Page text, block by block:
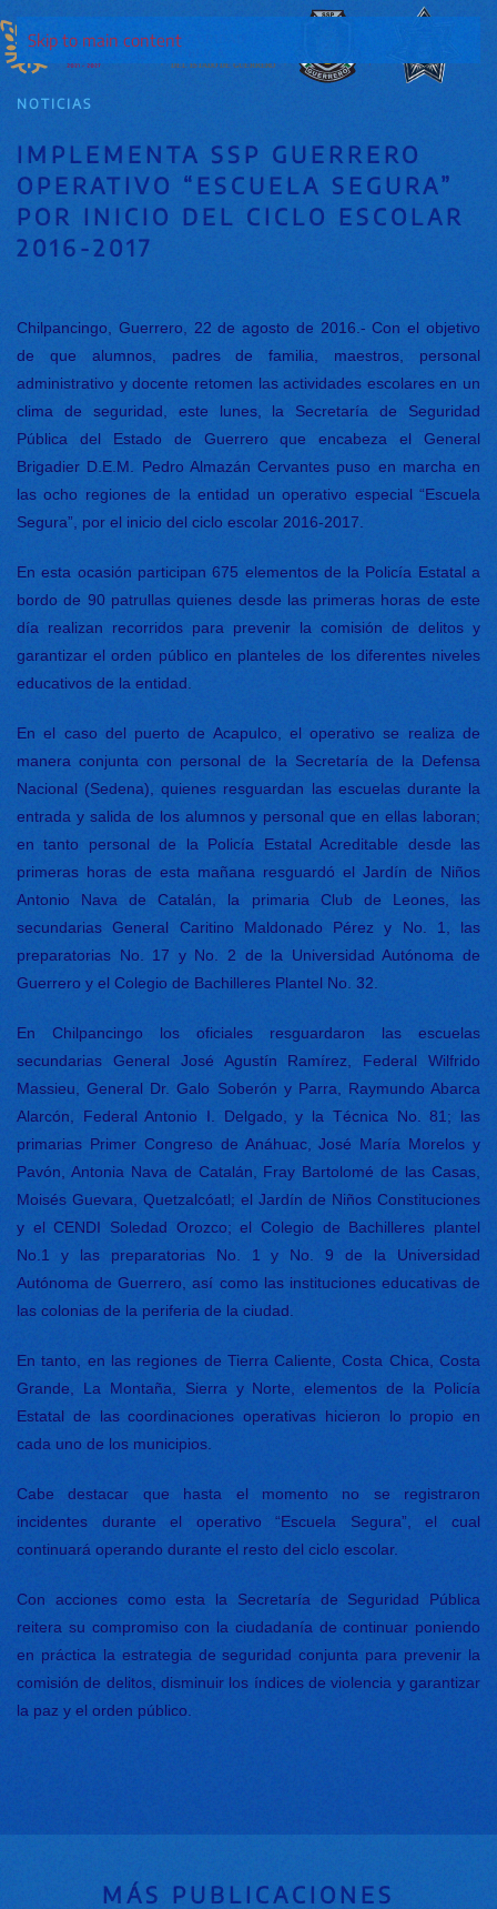
Skip to main content
NOTICIAS
IMPLEMENTA SSP GUERRERO
OPERATIVO “ESCUELA SEGURA”
POR INICIO DEL CICLO ESCOLAR
2016-2017
Chilpancingo, Guerrero, 22 de agosto de 2016.- Con el objetivo
de que alumnos, padres de familia, maestros, personal
administrativo y docente retomen las actividades escolares en un
clima de seguridad, este lunes, la Secretaría de Seguridad
Pública del Estado de Guerrero que encabeza el General
Brigadier D.E.M. Pedro Almazán Cervantes puso en marcha en
las ocho regiones de la entidad un operativo especial “Escuela
Segura”, por el inicio del ciclo escolar 2016-2017.
En esta ocasión participan 675 elementos de la Policía Estatal a
bordo de 90 patrullas quienes desde las primeras horas de este
día realizan recorridos para prevenir la comisión de delitos y
garantizar el orden público en planteles de los diferentes niveles
educativos de la entidad.
En el caso del puerto de Acapulco, el operativo se realiza de
manera conjunta con personal de la Secretaría de la Defensa
Nacional (Sedena), quienes resguardan las escuelas durante la
entrada y salida de los alumnos y personal que en ellas laboran;
en tanto personal de la Policía Estatal Acreditable desde las
primeras horas de esta mañana resguardó el Jardín de Niños
Antonio Nava de Catalán, la primaria Club de Leones, las
secundarias General Caritino Maldonado Pérez y No. 1, las
preparatorias No. 17 y No. 2 de la Universidad Autónoma de
Guerrero y el Colegio de Bachilleres Plantel No. 32.
En Chilpancingo los oficiales resguardaron las escuelas
secundarias General José Agustín Ramírez, Federal Wilfrido
Massieu, General Dr. Galo Soberón y Parra, Raymundo Abarca
Alarcón, Federal Antonio I. Delgado, y la Técnica No. 81; las
primarias Primer Congreso de Anáhuac, José María Morelos y
Pavón, Antonia Nava de Catalán, Fray Bartolomé de las Casas,
Moisés Guevara, Quetzalcóatl; el Jardín de Niños Constituciones
y el CENDI Soledad Orozco; el Colegio de Bachilleres plantel
No.1 y las preparatorias No. 1 y No. 9 de la Universidad
Autónoma de Guerrero, así como las instituciones educativas de
las colonias de la periferia de la ciudad.
En tanto, en las regiones de Tierra Caliente, Costa Chica, Costa
Grande, La Montaña, Sierra y Norte, elementos de la Policía
Estatal de las coordinaciones operativas hicieron lo propio en
cada uno de los municipios.
Cabe destacar que hasta el momento no se registraron
incidentes durante el operativo “Escuela Segura”, el cual
continuará operando durante el resto del ciclo escolar.
Con acciones como esta la Secretaría de Seguridad Pública
reitera su compromiso con la ciudadanía de continuar poniendo
en práctica la estrategia de seguridad conjunta para prevenir la
comisión de delitos, disminuir los índices de violencia y garantizar
la paz y el orden público.
MÁS PUBLICACIONES